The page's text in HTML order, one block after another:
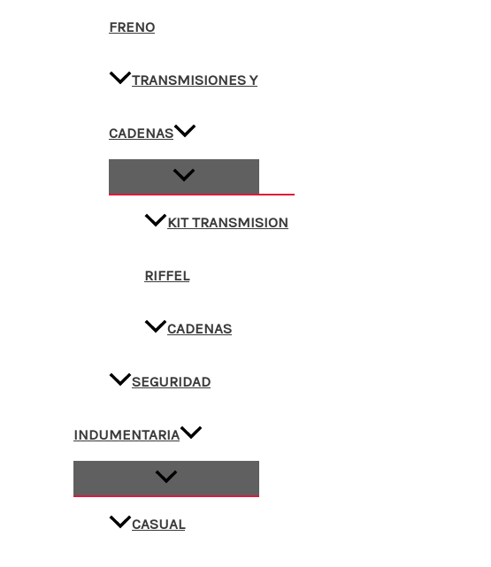
FRENO
TRANSMISIONES Y
CADENAS
KIT TRANSMISION
RIFFEL
CADENAS
SEGURIDAD
INDUMENTARIA
CASUAL